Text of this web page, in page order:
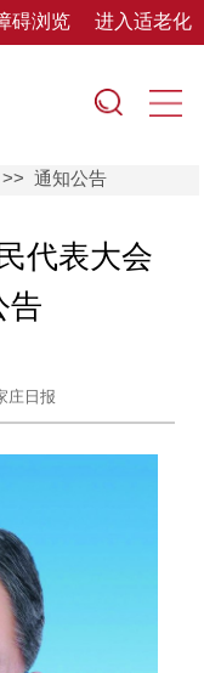
碍浏览 进入适老化
>>通知公告
代表大会
告
庄日报